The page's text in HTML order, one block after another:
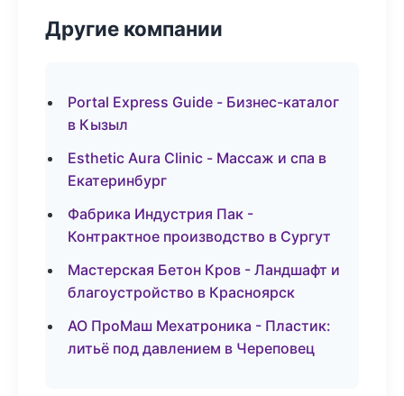
Другие компании
Portal Express Guide - Бизнес-каталог
в Кызыл
Esthetic Aura Clinic - Массаж и спа в
Екатеринбург
Фабрика Индустрия Пак -
Контрактное производство в Сургут
Мастерская Бетон Кров - Ландшафт и
благоустройство в Красноярск
АО ПроМаш Мехатроника - Пластик:
литьё под давлением в Череповец